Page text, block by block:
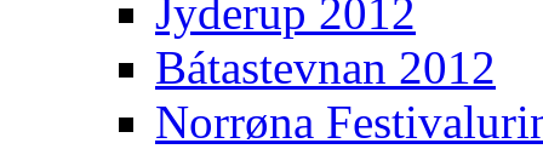
Jyderup 2012
Bátastevnan 2012
Norrøna